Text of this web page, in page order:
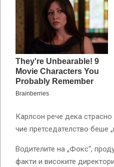
Карлсон рече дека
чие претседателство беше
Водителите на „Фокс“,
факти и високите